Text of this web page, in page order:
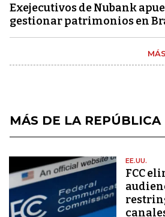
Exejecutivos de Nubank
gestionar patrimonios en
MÁS DE LA REPÚBLICA
EE.UU.
FCC